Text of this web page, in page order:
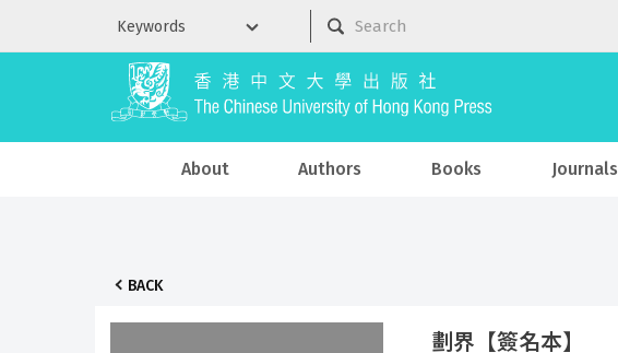
About Authors Books Journals
BACK
劃界【簽名本】